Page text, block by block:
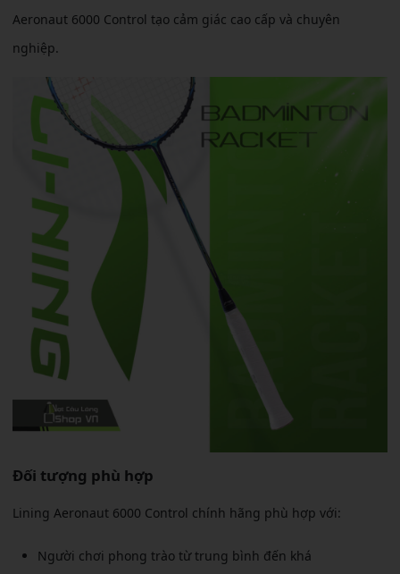
Aeronaut 6000 Control tạo cảm giác cao cấp và chuyên
nghiệp.
Đối tượng phù hợp
Lining Aeronaut 6000 Control chính hãng phù hợp với:
Người chơi phong trào từ trung bình đến khá